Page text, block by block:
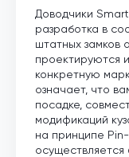
Доводчики
разработка в
штатных замков
проектируются
конкретную
означает, что
посадке,
модификаций
на принципе
осуществляется